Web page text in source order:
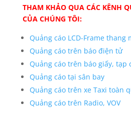
THAM KHẢO QUA CÁC KÊNH
CỦA CHÚNG TÔI:
Quảng cáo LCD-Frame thang
Quảng cáo trên báo điện tử
Quảng cáo trên báo giấy, tạp
Quảng cáo tại sân bay
Quảng cáo trên xe Taxi toàn
Quảng cáo trên Radio, VOV